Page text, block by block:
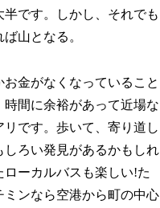
半です。しかし、それでも
山となる。
お金がなくなっていること
時間に余裕があって近場な
リです。歩いて、寄り道し
しろい発見があるかもしれ
ローカルバスも楽しい!た
ミンなら空港から町の中心